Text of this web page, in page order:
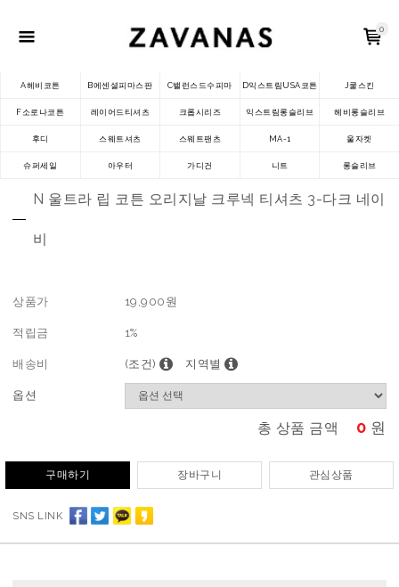
0
A헤비코튼 B에센셜피마스판 C밸런스드수피마 D익스트림USA코튼 J쿨스킨
F소로나코튼 레이어드티셔츠 크롭시리즈 익스트림롱슬리브 헤비롱슬리브
후디 스웨트셔츠 스웨트팬츠 MA-1 울자켓
슈퍼세일 아우터 가디건 니트 롱슬리브
N 울트라 립 코튼 오리지날 크루넥 티셔츠 3-다크 네이
비
상품가 19,900 원
적립금 1%
배송비 (조건) 지역별
옵션
총 상품 금액 0 원
구매하기 장바구니 관심상품
SNS LINK